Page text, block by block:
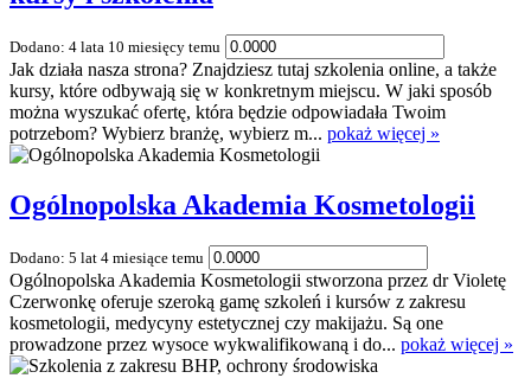
Dodano: 4 lata 10 miesięcy temu
Jak działa nasza strona? Znajdziesz tutaj szkolenia online, a także
kursy, które odbywają się w konkretnym miejscu. W jaki sposób
można wyszukać ofertę, która będzie odpowiadała Twoim
potrzebom? Wybierz branżę, wybierz m... pokaż więcej »
Ogólnopolska Akademia Kosmetologii
Dodano: 5 lat 4 miesiące temu
Ogólnopolska Akademia Kosmetologii stworzona przez dr Violetę
Czerwonkę oferuje szeroką gamę szkoleń i kursów z zakresu
kosmetologii, medycyny estetycznej czy makijażu. Są one
prowadzone przez wysoce wykwalifikowaną i do... pokaż więcej »